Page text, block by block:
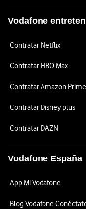
Vodafone
Contratar Netflix
Contratar HBO Max
Contratar Amazon Prime
Contratar Disney plus
Contratar DAZN
Vodafone España
App Mi Vodafone
Blog Vodafone